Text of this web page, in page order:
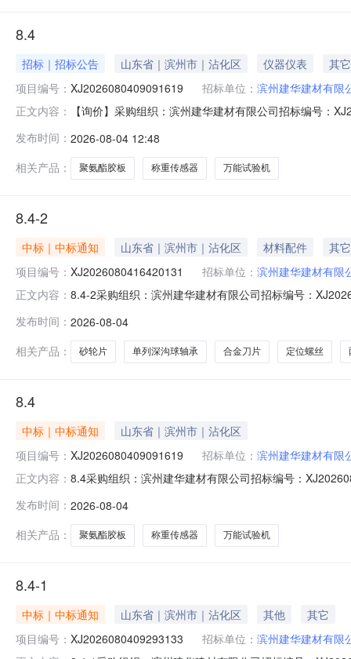
8.4
招标｜招标公告 山东省｜滨州市｜沾化区 仪器仪表
其它
项目编号： XJ2026080409091619 招标单位： 滨州建华建材有限
正文内容：
【询价】采购组织：滨州建华建材有限公司招标编号：
试验机*WAW-600万能试验机小活塞顶盖带密封圈
发布时间： 2026-08-04 12:48
相关产品：
聚氨酯胶板 称重传感器 万能试验机
8.4-2
中标｜中标通知 山东省｜滨州市｜沾化区 材料配件
其它
项目编号： XJ2026080416420131 招标单位： 滨州建华建材有限
正文内容： 8.4-2采购组织：滨州建华建材有限公司招标编号：
金刀片*YG8*A325Z片1.0滨州瑞晖迪商贸有限公司车床
发布时间： 2026-08-04
相关产品：
砂轮片 单列深沟球轴承 合金刀片 定位螺丝
8.4
中标｜中标通知
山东省｜滨州市｜沾化区
项目编号： XJ2026080409091619 招标单位： 滨州建华建材有限
正文内容： 8.4采购组织：滨州建华建材有限公司招标编号：
试验机*WAW-600万能试验机小活塞顶盖带密封圈
发布时间： 2026-08-04
相关产品：
聚氨酯胶板 称重传感器 万能试验机
8.4-1
中标｜中标通知 山东省｜滨州市｜沾化区 其他
其它
项目编号： XJ2026080409293133 招标单位： 滨州建华建材有限